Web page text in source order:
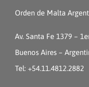
Orden de Malta
Av. Santa Fe 1379 –
Buenos Aires –
Tel: +54.11.4812.2882